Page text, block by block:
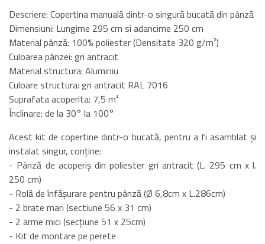
Descriere: Copertina manuală dintr-o singură bucată din pânză
Dimensiuni: Lungime 295 cm si adancime 250 cm
Material pânză: 100% poliester (Densitate 320 g/m²)
Culoarea pânzei: gri antracit
Material structura: Aluminiu
Culoare structura: gri antracit RAL 7016
Suprafata acoperita: 7,5 m²
Înclinare: de la 30° la 100°
Acest kit de copertine dintr-o bucată, pentru a fi asamblat și
instalat singur, conține:
- Pânză de acoperiș din poliester gri antracit (L. 295 cm x l.
250 cm)
- Rolă de înfășurare pentru pânză (Ø 6,8cm x L.286cm)
- 2 brate mari (sectiune 56 x 31 cm)
- 2 arme mici (secțiune 51 x 25cm)
- Kit de montare pe perete